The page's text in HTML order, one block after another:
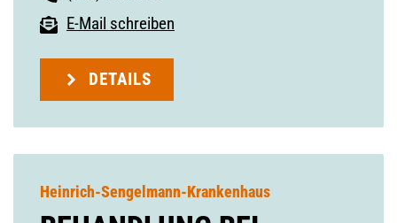
E-Mail schreiben
DETAILS
Heinrich-Sengelmann-Krankenhaus